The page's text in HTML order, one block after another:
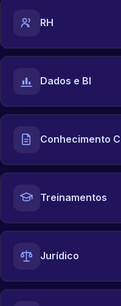
RH
Dados e BI
Conhecimento
Treinamentos
Jurídico